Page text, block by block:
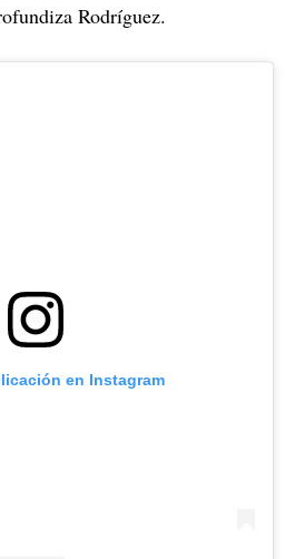
Rodríguez.
en Instagram